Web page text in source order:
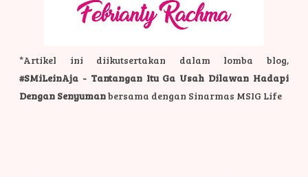
*Artikel ini diikutsertakan dalam lomba blog,
#SMiLeinAja - Tantangan Itu Ga Usah Dilawan Hadapi
Dengan Senyumanbersama dengan Sinarmas MSIG Life